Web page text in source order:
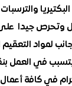
جيدا على
لمواد التعقيم
يتسبب في العمل
في كافة